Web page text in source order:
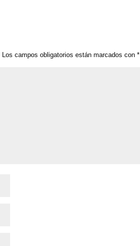
Los campos obligatorios están marcados con*